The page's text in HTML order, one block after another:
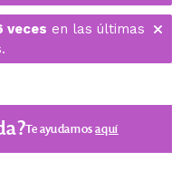
veces en las últimas
Te ayudamosaquí